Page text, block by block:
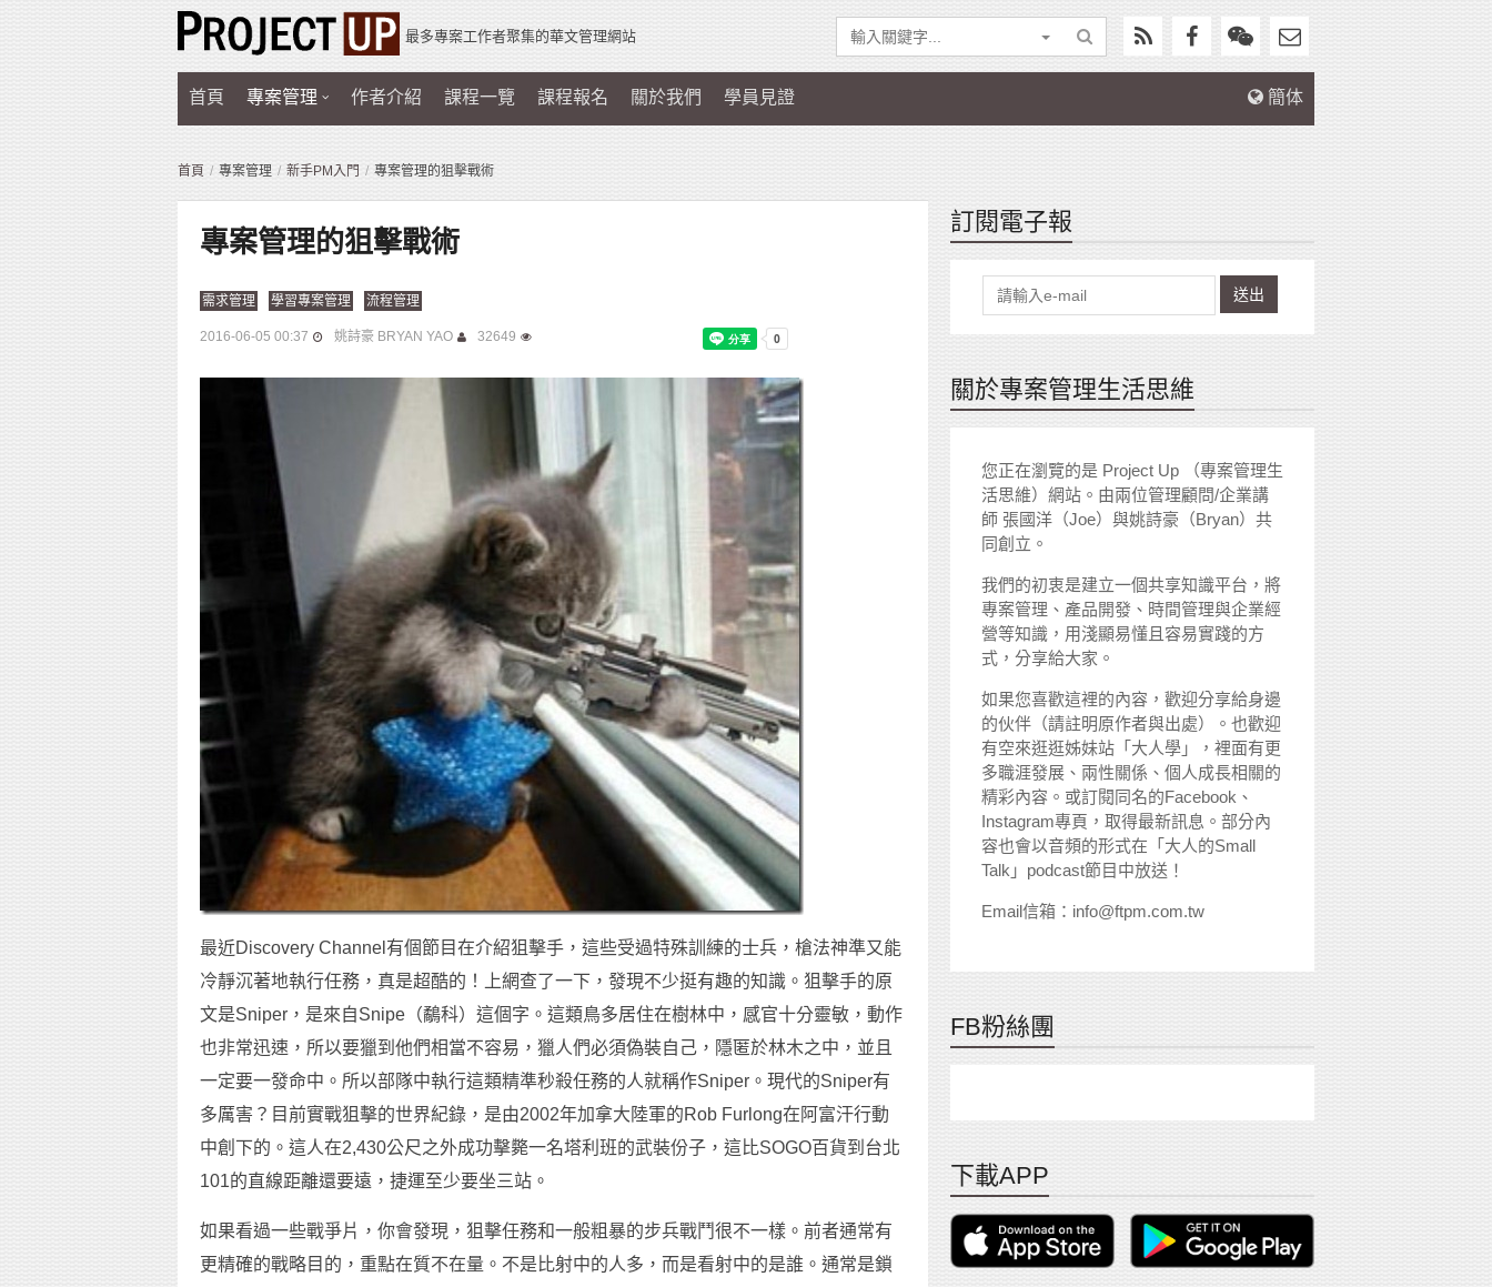
最多專案工作者聚集的華文管理網站
首頁 專案管理 作者介紹 課程一覽 課程報名 關於我們 學員見證 簡体
首頁 專案管理 新手PM入門 專案管理的狙擊戰術
專案管理的狙擊戰術
需求管理 學習專案管理 流程管理
2016-06-05 00:37 姚詩豪 BRYAN YAO 32649
最近Discovery Channel有個節目在介紹狙擊手，這些受過特殊訓練的士兵，槍法神準又能
冷靜沉著地執行任務，真是超酷的！上網查了一下，發現不少挺有趣的知識。狙擊手的原
文是Sniper，是來自Snipe（鷸科）這個字。這類鳥多居住在樹林中，感官十分靈敏，動作
也非常迅速，所以要獵到他們相當不容易，獵人們必須偽裝自己，隱匿於林木之中，並且
一定要一發命中。所以部隊中執行這類精準秒殺任務的人就稱作Sniper。現代的Sniper有
多厲害？目前實戰狙擊的世界紀錄，是由2002年加拿大陸軍的Rob Furlong在阿富汗行動
中創下的。這人在2,430公尺之外成功擊斃一名塔利班的武裝份子，這比SOGO百貨到台北
101的直線距離還要遠，捷運至少要坐三站。
如果看過一些戰爭片，你會發現，狙擊任務和一般粗暴的步兵戰鬥很不一樣。前者通常有
更精確的戰略目的，重點在質不在量。不是比射中的人多，而是看射中的是誰。通常是鎖
訂閱電子報
送出
關於專案管理生活思維
您正在瀏覽的是 Project Up （專案管理生
活思維）網站。由兩位管理顧問/企業講
師 張國洋（Joe）與姚詩豪（Bryan）共
同創立。
我們的初衷是建立一個共享知識平台，將
專案管理、產品開發、時間管理與企業經
營等知識，用淺顯易懂且容易實踐的方
式，分享給大家。
如果您喜歡這裡的內容，歡迎分享給身邊
的伙伴（請註明原作者與出處）。也歡迎
有空來逛逛姊妹站「大人學」，裡面有更
多職涯發展、兩性關係、個人成長相關的
精彩內容。或訂閱同名的Facebook、
Instagram專頁，取得最新訊息。部分內
容也會以音頻的形式在「大人的Small
Talk」podcast節目中放送！
Email信箱：info@ftpm.com.tw
FB粉絲團
下載APP